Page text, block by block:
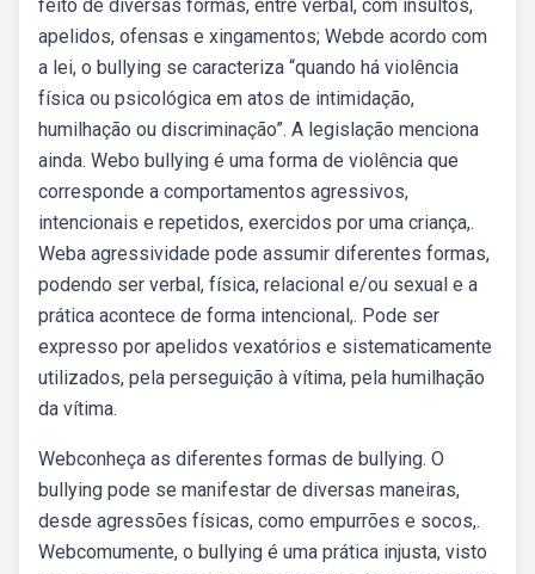
feito de diversas formas, entre verbal, com insultos,
apelidos, ofensas e xingamentos; Webde acordo com
a lei, o bullying se caracteriza “quando há violência
física ou psicológica em atos de intimidação,
humilhação ou discriminação”. A legislação menciona
ainda. Webo bullying é uma forma de violência que
corresponde a comportamentos agressivos,
intencionais e repetidos, exercidos por uma criança,.
Weba agressividade pode assumir diferentes formas,
podendo ser verbal, física, relacional e/ou sexual e a
prática acontece de forma intencional,. Pode ser
expresso por apelidos vexatórios e sistematicamente
utilizados, pela perseguição à vítima, pela humilhação
da vítima.
Webconheça as diferentes formas de bullying. O
bullying pode se manifestar de diversas maneiras,
desde agressões físicas, como empurrões e socos,.
Webcomumente, o bullying é uma prática injusta, visto